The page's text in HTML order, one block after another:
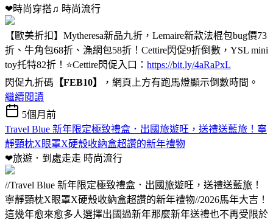
❤時尚穿搭♫ 時尚流行
【歐美折扣】Mytheresa新品九折，Lemaire新款法棍包bug價73
折、牛角包68折、漁網包58折！Cettire閃促9折倒數，YSL mini
toy托特82折！⭐Cettire閃促入口： https://bit.ly/4aRaPxL
閃促九折碼 【FEB10】
，網頁上方有跑馬燈顯示倒數時間。
繼續閱讀
5個月前
Travel Blue 新年限定極致禮盒．出國旅遊旺，送禮送藍旅！寧
靜頸枕X眼罩X硬殼收納盒超讚的新年禮物
❤旅遊．到處走走 時尚流行
//Travel Blue 新年限定極致禮盒．出國旅遊旺，送禮送藍旅！
寧靜頸枕X眼罩X硬殼收納盒超讚的新年禮物//2026馬年大吉！
這幾年愈來愈多人選擇出國過新年那麼新年送禮也不再受限於